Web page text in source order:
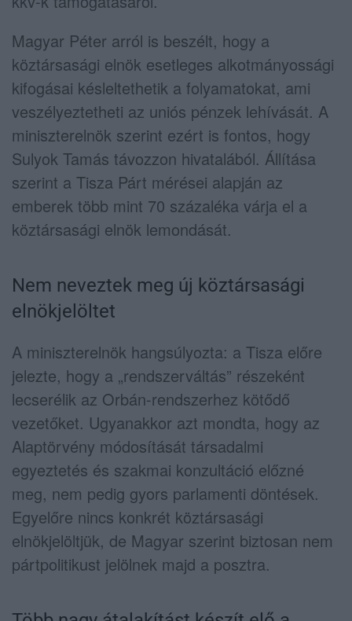
Magyar Péter arról is beszélt, hogy a
köztársasági elnök esetleges alkotmányossági
kifogásai késleltethetik a folyamatokat, ami
veszélyeztetheti az uniós pénzek lehívását. A
miniszterelnök szerint ezért is fontos, hogy
Sulyok Tamás távozzon hivatalából. Állítása
szerint a Tisza Párt mérései alapján az
emberek több mint 70 százaléka várja el a
köztársasági elnök lemondását.
Nem neveztek meg új köztársasági
elnökjelöltet
A miniszterelnök hangsúlyozta: a Tisza előre
jelezte, hogy a „rendszerváltás” részeként
lecserélik az Orbán-rendszerhez kötődő
vezetőket. Ugyanakkor azt mondta, hogy az
Alaptörvény módosítását társadalmi
egyeztetés és szakmai konzultáció előzné
meg, nem pedig gyors parlamenti döntések.
Egyelőre nincs konkrét köztársasági
elnökjelöltjük, de Magyar szerint biztosan nem
pártpolitikust jelölnek majd a posztra.